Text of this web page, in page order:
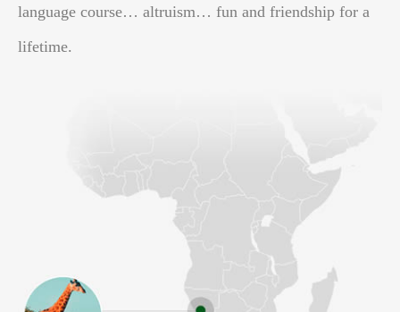
language course… altruism… fun and friendship for a
lifetime.